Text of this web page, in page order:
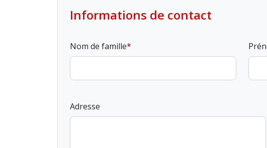
Informations de contact
Nom de famille
Adresse